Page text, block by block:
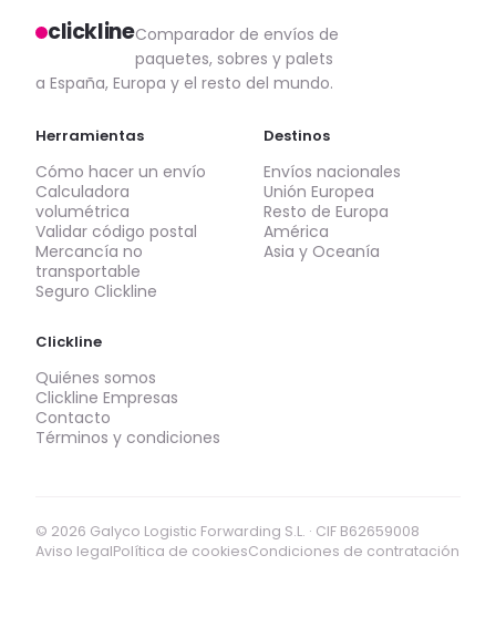
clicklineComparador de envíos de
paquetes, sobres y palets
a España, Europa y el resto del mundo.
Herramientas
Cómo hacer un envío
Calculadora
volumétrica
Validar código postal
Mercancía no
transportable
Seguro Clickline
Destinos
Envíos nacionales
Unión Europea
Resto de Europa
América
Asia y Oceanía
Clickline
Quiénes somos
Clickline Empresas
Contacto
Términos y condiciones
© 2026 Galyco Logistic Forwarding S.L. · CIF B62659008
Aviso legalPolítica de cookiesCondiciones de contratación